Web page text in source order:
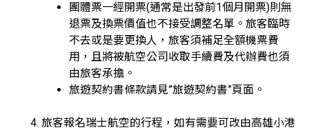
團體票一經開票(通常是出發前1個月開票)則無
退票及換票價值也不接受調整名單。旅客臨時
不去或是要更換人，旅客須補足全額機票費
用，且將被航空公司收取手續費及代辦費也須
由旅客承擔。
旅遊契約書條款請見”旅遊契約書”頁面。
旅客報名瑞士航空的行程，如有需要可改由高雄小港